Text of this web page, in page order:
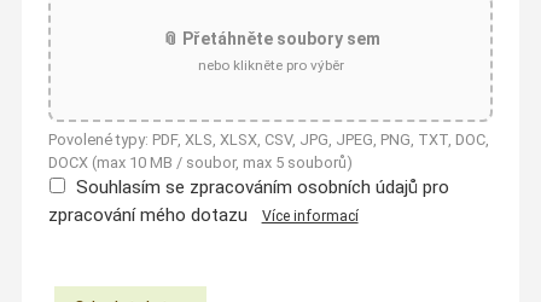
📎 Přetáhněte soubory sem
nebo klikněte pro výběr
Povolené typy: PDF, XLS, XLSX, CSV, JPG, JPEG, PNG, TXT, DOC,
DOCX (max 10 MB / soubor, max 5 souborů)
Souhlasím se zpracováním osobních údajů pro
zpracování mého dotazu
Více informací